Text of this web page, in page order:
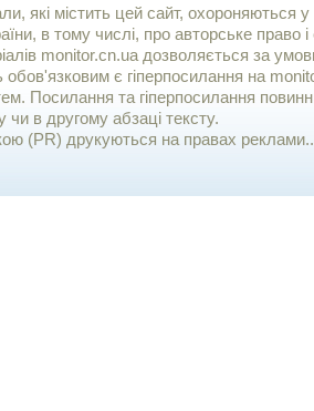
які містить цей сайт, охороняються у
в тому числі, про авторське право і
monitor.cn.ua дозволяється за
є гiперпосилання на
Посилання та гіперпосилання
в другому абзаці тексту.
(PR) друкуються на правах реклами..